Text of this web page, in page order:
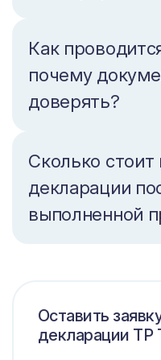
Как
почему
доверять?
Сколько стоит
декларации
выполненной
Оставить
декларации ТР